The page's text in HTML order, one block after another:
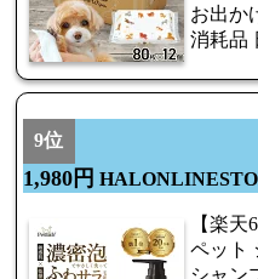
お出か
消耗品
9位
1,980円
【楽
ペット
シャン